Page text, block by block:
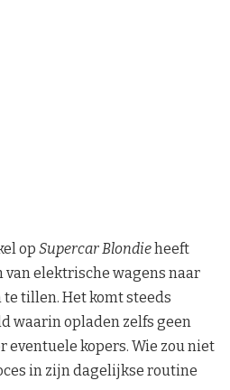
op Supercar Blondieheeft
van elektrische wagens naar
tillen. Het komt steeds
waarin opladen zelfs geen
eventuele kopers. Wie zou niet
in zijn dagelijkse routine